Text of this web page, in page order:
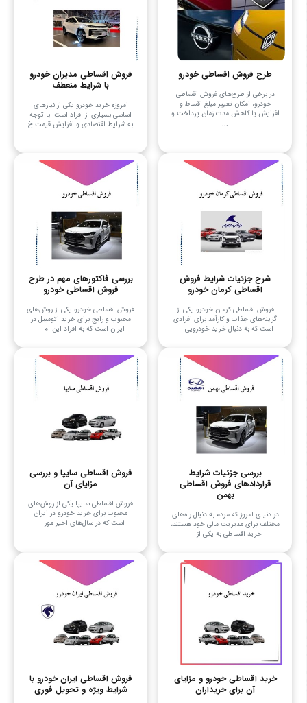
طرح فروش اقساطی خودرو
در برخی از طرح‌های فروش اقساطی
خودرو، امکان تغییر مبلغ اقساط و
افزایش یا کاهش مدت زمان پرداخت و
...
فروش اقساطی مدیران خودرو
با شرایط منعطف
امروزه خرید خودرو یکی از نیازهای
اساسی بسیاری از افراد است. با توجه
به شرایط اقتصادی و افزایش قیمت خ
...
شرح جزئیات شرایط فروش
اقساطی کرمان خودرو
فروش اقساطی کرمان خودرو یکی از
گزینه‌های جذاب و کارآمد برای افرادی
است که به دنبال خرید خودرویی ...
بررسی فاکتورهای مهم در طرح
فروش اقساطی خودرو
فروش اقساطی خودرو یکی از روش‌های
محبوب و رایج برای خرید اتومبیل در
ایران است که به افراد این ام ...
بررسی جزئیات شرایط
قراردادهای فروش اقساطی
بهمن
در دنیای امروز که مردم به دنبال راه‌های
مختلف برای مدیریت مالی خود هستند،
خرید اقساطی به یکی از ...
فروش اقساطی سایپا و بررسی
مزایای آن
فروش اقساطی سایپا یکی از روش‌های
محبوب برای خرید خودرو در ایران
است که در سال‌های اخیر مور ...
خرید اقساطی خودرو و مزایای
آن برای خریداران
فروش اقساطی ایران خودرو با
شرایط ویژه و تحویل فوری